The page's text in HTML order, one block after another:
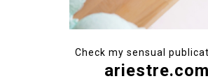
Check my sensual
ariestre.com